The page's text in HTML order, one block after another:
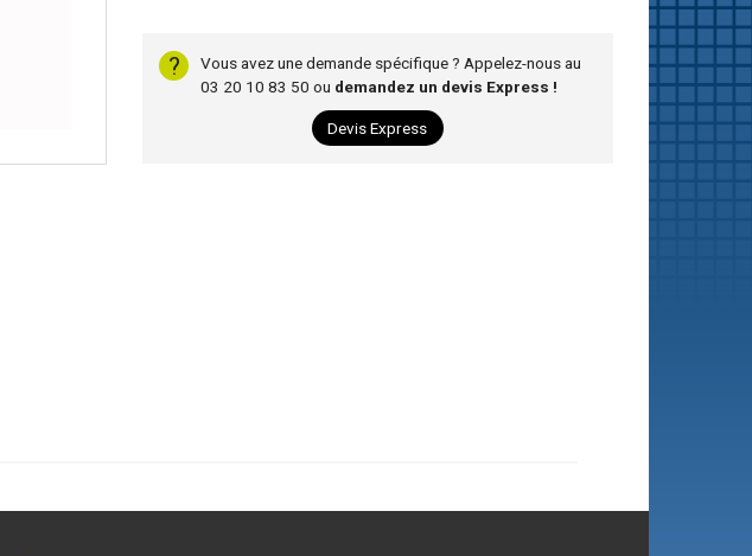
?
Vous avez une demande spécifique ? Appelez-nous au
03 20 10 83 50 ou demandez un devis Express !
Devis Express